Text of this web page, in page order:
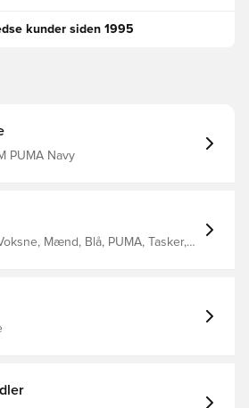
kunder siden 1995
PUMA Navy
Mænd, Blå, PUMA, Tasker,